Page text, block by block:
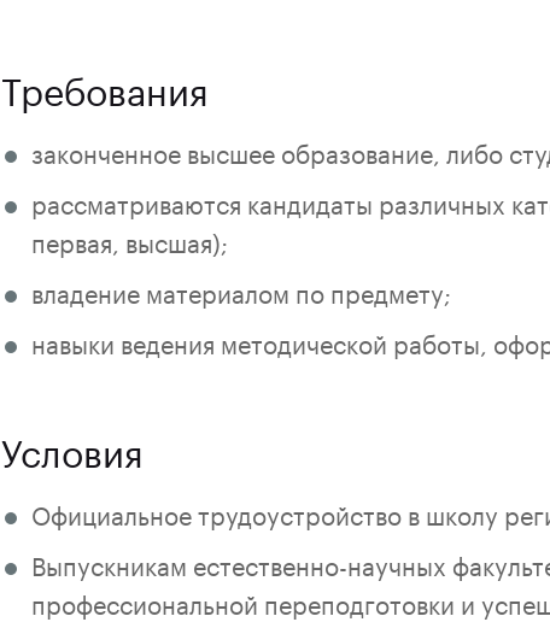
Требования
законченное высшее образование, либо
рассматриваются кандидаты различных
первая, высшая);
владение материалом по предмету;
навыки ведения методической работы,
Условия
Официальное трудоустройство в школу
Выпускникам естественно-научных
профессиональной переподготовки и